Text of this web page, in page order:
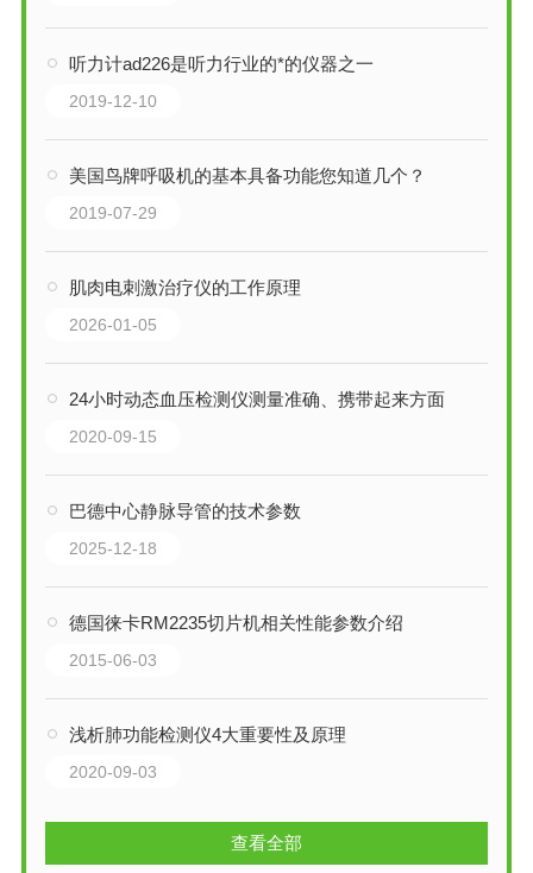
听力计ad226是听力行业的*的仪器之一
2019-12-10
美国鸟牌呼吸机的基本具备功能您知道几个？
2019-07-29
肌肉电刺激治疗仪的工作原理
2026-01-05
24小时动态血压检测仪测量准确、携带起来方面
2020-09-15
巴德中心静脉导管的技术参数
2025-12-18
德国徕卡RM2235切片机相关性能参数介绍
2015-06-03
浅析肺功能检测仪4大重要性及原理
2020-09-03
查看全部